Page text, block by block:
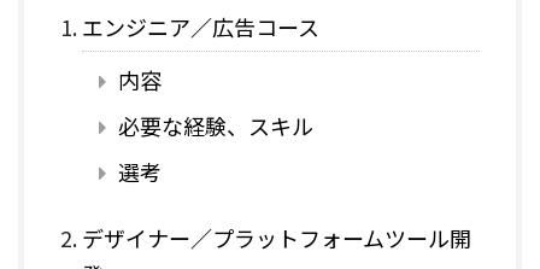
エンジニア／広告コース
内容
必要な経験、スキル
選考
デザイナー／プラットフォームツール開